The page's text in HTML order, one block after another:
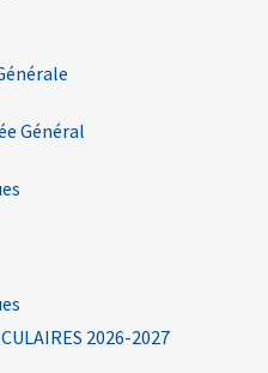
Général
2026-2027